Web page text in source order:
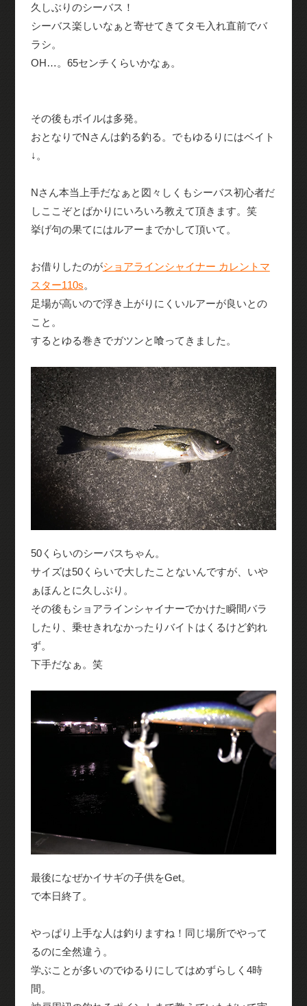
久しぶりのシーバス！
シーバス楽しいなぁと寄せてきてタモ入れ直前でバ
ラシ。
OH…。65センチくらいかなぁ。
その後もボイルは多発。
おとなりでNさんは釣る釣る。でもゆるりにはベイト
↓。
Nさん本当上手だなぁと図々しくもシーバス初心者だ
しここぞとばかりにいろいろ教えて頂きます。笑
挙げ句の果てにはルアーまでかして頂いて。
お借りしたのがショアラインシャイナー カレントマ
スター110s。
足場が高いので浮き上がりにくいルアーが良いとの
こと。
するとゆる巻きでガツンと喰ってきました。
50くらいのシーバスちゃん。
サイズは50くらいで大したことないんですが、いや
ぁほんとに久しぶり。
その後もショアラインシャイナーでかけた瞬間バラ
したり、乗せきれなかったりバイトはくるけど釣れ
ず。
下手だなぁ。笑
最後になぜかイサギの子供をGet。
で本日終了。
やっぱり上手な人は釣りますね！同じ場所でやって
るのに全然違う。
学ぶことが多いのでゆるりにしてはめずらしく4時
間。